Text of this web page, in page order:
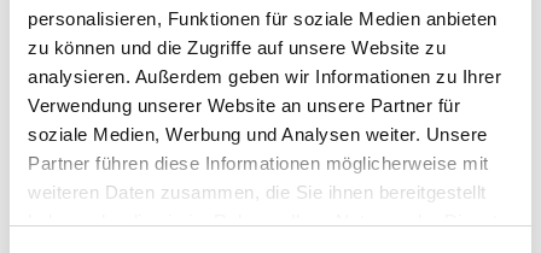
personalisieren, Funktionen für soziale Medien anbieten
zu können und die Zugriffe auf unsere Website zu
analysieren. Außerdem geben wir Informationen zu Ihrer
Verwendung unserer Website an unsere Partner für
soziale Medien, Werbung und Analysen weiter. Unsere
Partner führen diese Informationen möglicherweise mit
weiteren Daten zusammen, die Sie ihnen bereitgestellt
haben oder die sie im Rahmen Ihrer Nutzung der Dienste
Baumbestand, einem Teich und
einer Blühwiese für Insekten eine
grüne Oase im Industriegebiet.
Als aktiven Umweltbeitrag haben
Mitarbeitende in Zusammenarbeit
mit dem NABU einen
Falkenkasten hoch über dem
Werk mit Kies und Rindenmulch